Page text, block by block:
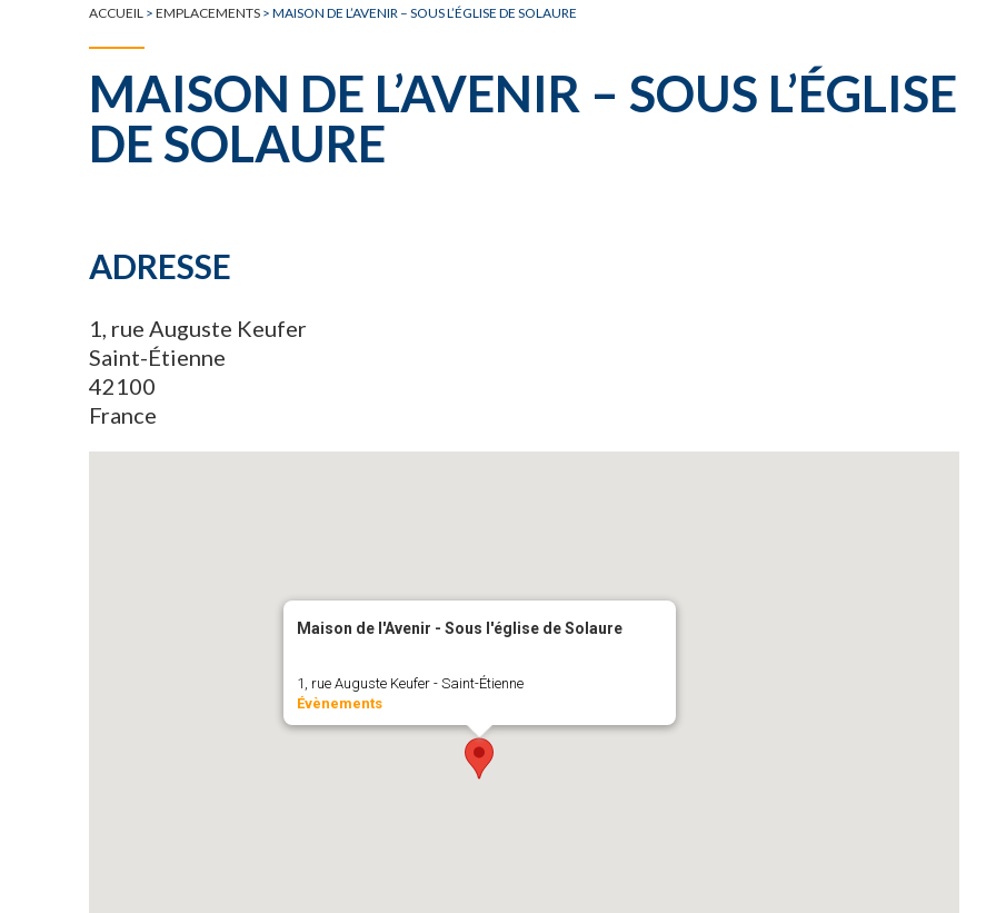
ACCUEIL > EMPLACEMENTS > MAISON DE L’AVENIR – SOUS L’ÉGLISE DE SOLAURE
MAISON DE L’AVENIR – SOUS L’ÉGLISE
DE SOLAURE
ADRESSE
1, rue Auguste Keufer
Saint-Étienne
42100
France
Maison de l'Avenir - Sous l'église de Solaure
1, rue Auguste Keufer - Saint-Étienne
Évènements